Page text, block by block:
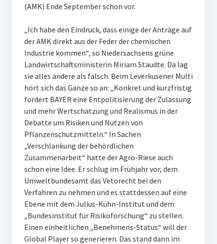
(AMK) Ende September schon vor.
„Ich habe den Eindruck, dass einige der Anträge auf
der AMK direkt aus der Feder der chemischen
Industrie kommen“, so Niedersachsens grüne
Landwirtschaftsministerin Miriam Staudte. Da lag
sie alles andere als falsch. Beim Leverkusener Multi
hört sich das Ganze so an: „Konkret und kurzfristig
fordert BAYER eine Entpolitisierung der Zulassung
und mehr Wertschätzung und Realismus in der
Debatte um Risiken und Nutzen von
Pflanzenschutzmitteln.“ In Sachen
„Verschlankung der behördlichen
Zusammenarbeit“ hatte der Agro-Riese auch
schon eine Idee. Er schlug im Frühjahr vor, dem
Umweltbundesamt das Vetorecht bei den
Verfahren zu nehmen und es stattdessen auf eine
Ebene mit dem Julius-Kühn-Institut und dem
„Bundesinstitut für Risikoforschung“ zu stellen.
Einen einheitlichen „Benehmens-Status“ will der
Global Player so generieren. Das stand dann im